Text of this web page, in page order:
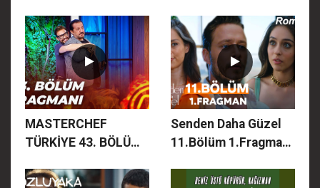
MASTERCHEF
TÜRKİYE 43. BÖLÜM
BEŞİNCİ İSİM KİM
Senden Daha Güzel
11.Bölüm 1.Fragman
Tine 11. Rpisodul